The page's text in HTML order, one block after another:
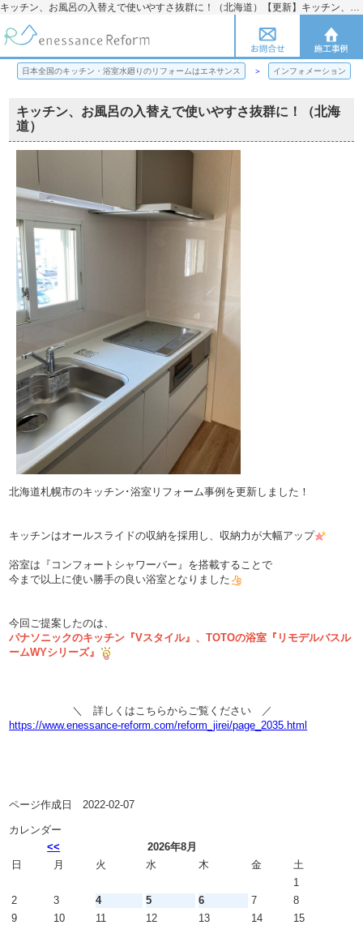
キッチン、お風呂の入替えで使いやすさ抜群に！（北海道）【更新】キッチン、お風呂の入替えで使いやすさ抜群に！（北海道） | 日本全国のキッチン・浴室水廻りのリフォームのことならエネサンス
日本全国のキッチン・浴室水廻りのリフォームはエネサンス インフォメーション
キッチン、お風呂の入替えで使いやすさ抜群に！（北海
道）
北海道札幌市のキッチン･浴室リフォーム事例を更新しました！
キッチンはオールスライドの収納を採用し、収納力が大幅アップ
浴室は『コンフォートシャワーバー』を搭載することで
今まで以上に使い勝手の良い浴室となりました
今回ご提案したのは、
パナソニックのキッチン『Vスタイル』、TOTOの浴室『リモデルバスル
ームWYシリーズ』
＼ 詳しくはこちらからご覧ください ／
https://www.enessance-reform.com/reform_jirei/page_2035.html
ページ作成日 2022-02-07
カレンダー
<<
2026年8月
日
月 火 水 木 金
土
1
2
3 4 5 6 7
8
9
10 11 12 13 14
15